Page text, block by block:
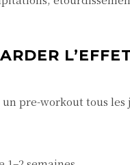
pre-workout tous les